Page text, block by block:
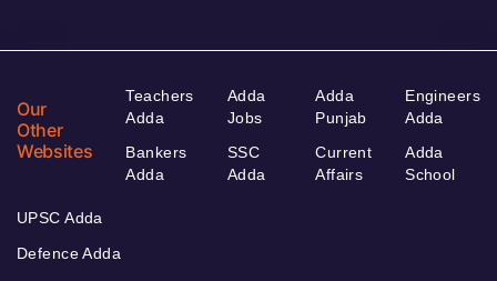
Our
Other
Websites
Teachers
Adda
Bankers
Adda
Adda
Jobs
SSC
Adda
Adda
Punjab
Current
Affairs
Engineers
Adda
Adda
School
UPSC Adda
Defence Adda